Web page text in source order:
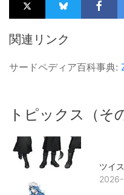
関連リンク
サードペディア百科事典:
トピックス（そ
ツイ